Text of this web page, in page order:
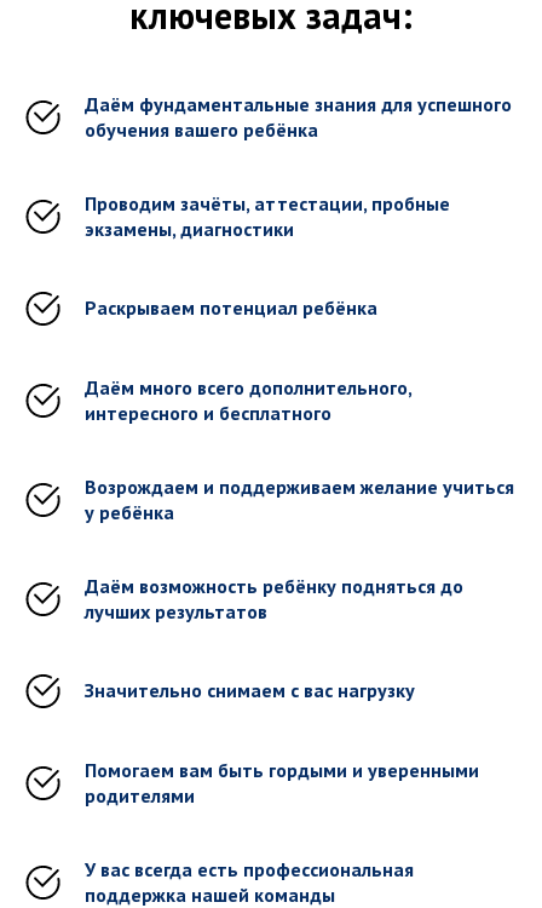
ключевых задач:
Даём фундаментальные знания для успешного
обучения вашего ребёнка
Проводим зачёты, аттестации, пробные
экзамены, диагностики
Раскрываем потенциал ребёнка
Даём много всего дополнительного,
интересного и бесплатного
Возрождаем и поддерживаем желание учиться
у ребёнка
Даём возможность ребёнку подняться до
лучших результатов
Значительно снимаем с вас нагрузку
Помогаем вам быть гордыми и уверенными
родителями
У вас всегда есть профессиональная
поддержка нашей команды